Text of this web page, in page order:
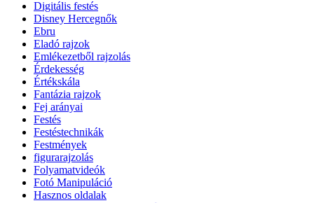
Digitális festés
Disney Hercegnők
Ebru
Eladó rajzok
Emlékezetből rajzolás
Érdekesség
Értékskála
Fantázia rajzok
Fej arányai
Festés
Festéstechnikák
Festmények
figurarajzolás
Folyamatvideók
Fotó Manipuláció
Hasznos oldalak